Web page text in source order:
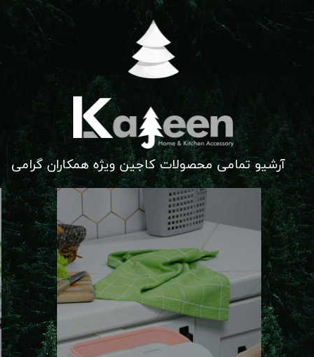
آرشیو تمامی محصولات کاجین ویژه همکاران گرامی